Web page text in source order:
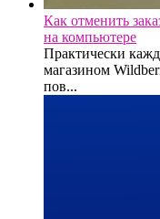
Как отменить
на компьютере
Практически
магазином
пов...